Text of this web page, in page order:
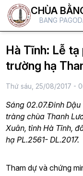
CHÙA
BANG
Hà Tĩnh: Lễ
trường hạ
Thứ sáu, 25/08/2017 -
Sáng 02.07.Đinh
tràng chùa Thanh
Xuân, tỉnh Hà Tĩnh,
hạ PL.2561- DL.2017.
Tham dự và chứng